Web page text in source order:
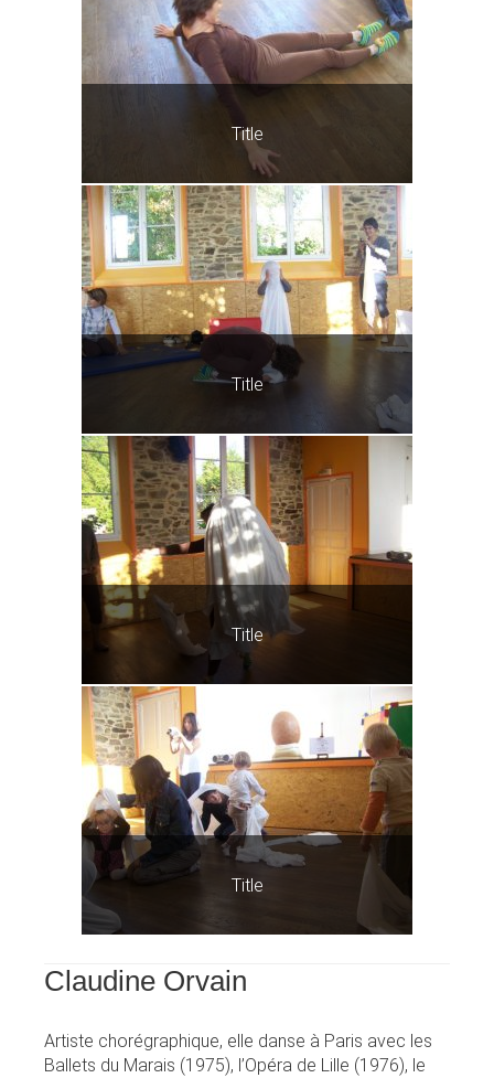
Title
Title
Title
Title
Claudine Orvain
Artiste chorégraphique, elle danse à Paris avec les
Ballets du Marais (1975), l’Opéra de Lille (1976), le